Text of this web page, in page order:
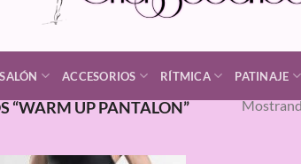
ACCESORIOS RÍTMICA PATINAJE
“WARM UP PANTALON”